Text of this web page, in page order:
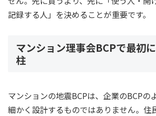
記録する人」を決めることが重要です。
マンション理事会BCPで最初
柱
マンションの地震BCPは、企業のBCPの
細かく設計するものではありません。住